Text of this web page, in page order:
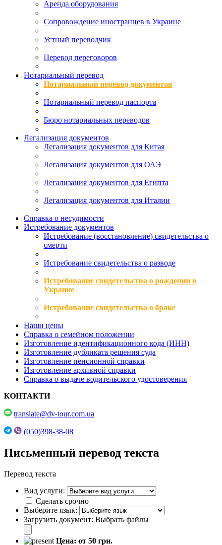
Аренда оборудования
Сопровождение иностранцев в Украине
Устный переводчик
Перевод переговоров
Нотариальный перевод
Нотариальный перевод документов
Нотариальный перевод паспорта
Бюро нотариальных переводов
Легализация документов
Легализация документов для Китая
Легализация документов для ОАЭ
Легализация документов для Египта
Легализация документов для Италии
Справка о несудимости
Истребование документов
Истребование (восстановление) свидетельства о
смерти
Истребование свидетельства о разводе
Истребование свидетельства о рождении в
Украине
Истребование свидетельства о браке
Наши цены
Справка о семейном положении
Изготовление идентификационного кода (ИНН)
Изготовление дубликата решения суда
Изготовление пенсионной справки
Изготовление архивной справки
Справка о выдаче водительского удостоверения
КОНТАКТИ
translate@dv-tour.com.ua
(050)398-38-08
Письменный перевод текста
Перевод текста
Вид услуги:
Сделать срочно
Выберите язык:
Загрузить документ: Выбрать файлы
Цена: от 50 грн.